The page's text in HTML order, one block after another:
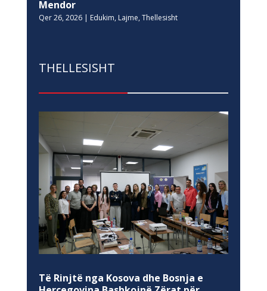
Mendor
Qer 26, 2026| Edukim, Lajme, Thellesisht
THELLESISHT
Të Rinjtë nga Kosova dhe Bosnja e